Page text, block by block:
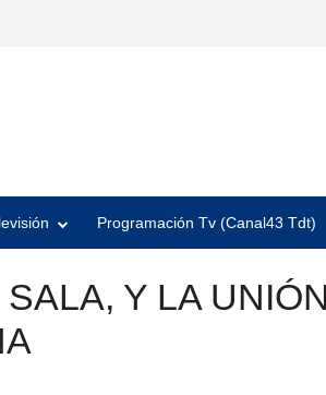
Programación Tv (Canal43 Tdt)
Y LA